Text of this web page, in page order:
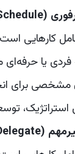
(Schedule)
کارهایی
یا
مشخصی برای
استراتژیک،
(Delegate)